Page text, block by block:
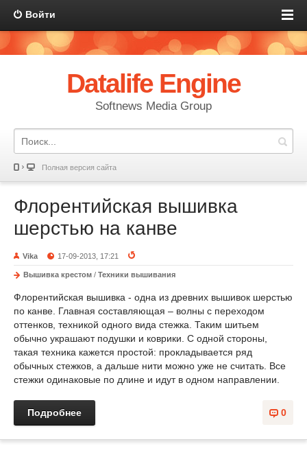
Войти
Datalife Engine
Softnews Media Group
Полная версия сайта
Флорентийская вышивка
шерстью на канве
Vika 17-09-2013, 17:21
Вышивка крестом / Техники вышивания
Флорентийская вышивка - одна из древних вышивок шерстью
по канве. Главная составляющая – волны с переходом
оттенков, техникой одного вида стежка. Таким шитьем
обычно украшают подушки и коврики. С одной стороны,
такая техника кажется простой: прокладывается ряд
обычных стежков, а дальше нити можно уже не считать. Все
стежки одинаковые по длине и идут в одном направлении.
0
Подробнее